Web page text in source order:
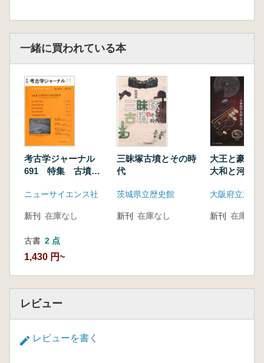
文献史学から見た渡来人 田中史生
積石塚 土生田純之
天日槍 亀田修一
一緒に買われている本
考古学ジャーナル
691 特集 古墳時
ニューサイエンス社
新刊 在庫なし
古書 2 点
1,430 円~
三昧塚古墳とその時
代
茨城県立歴史館
新刊 在庫なし
大王と豪族
大和と河内
新刊 在庫なし
レビュー
レビューを書く